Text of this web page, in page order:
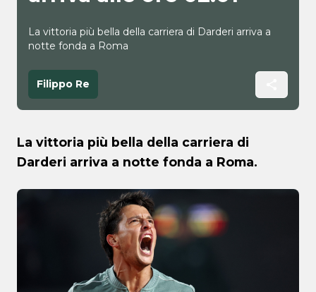
La vittoria più bella della carriera di Darderi arriva a
notte fonda a Roma
Filippo Re
La vittoria più bella della carriera di
Darderi arriva a notte fonda a Roma.